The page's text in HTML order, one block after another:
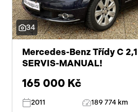
34
Mercedes-Benz Třídy C
SERVIS-MANUAL!
165 000 Kč
2011 189 774 km